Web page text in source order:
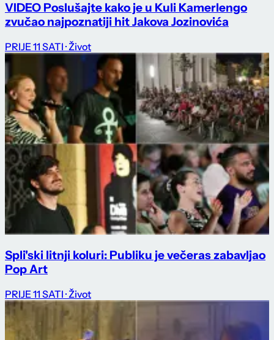
VIDEO Poslušajte kako je u Kuli Kamerlengo
zvučao najpoznatiji hit Jakova Jozinovića
PRIJE 11 SATI · Život
Spli'ski litnji koluri: Publiku je večeras zabavljao
Pop Art
PRIJE 11 SATI · Život